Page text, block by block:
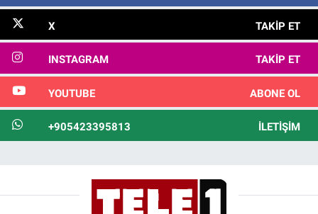
X TAKIP ET
INSTAGRAM TAKIP ET
YOUTUBE ABONE OL
+905423395813 İLETIŞIM